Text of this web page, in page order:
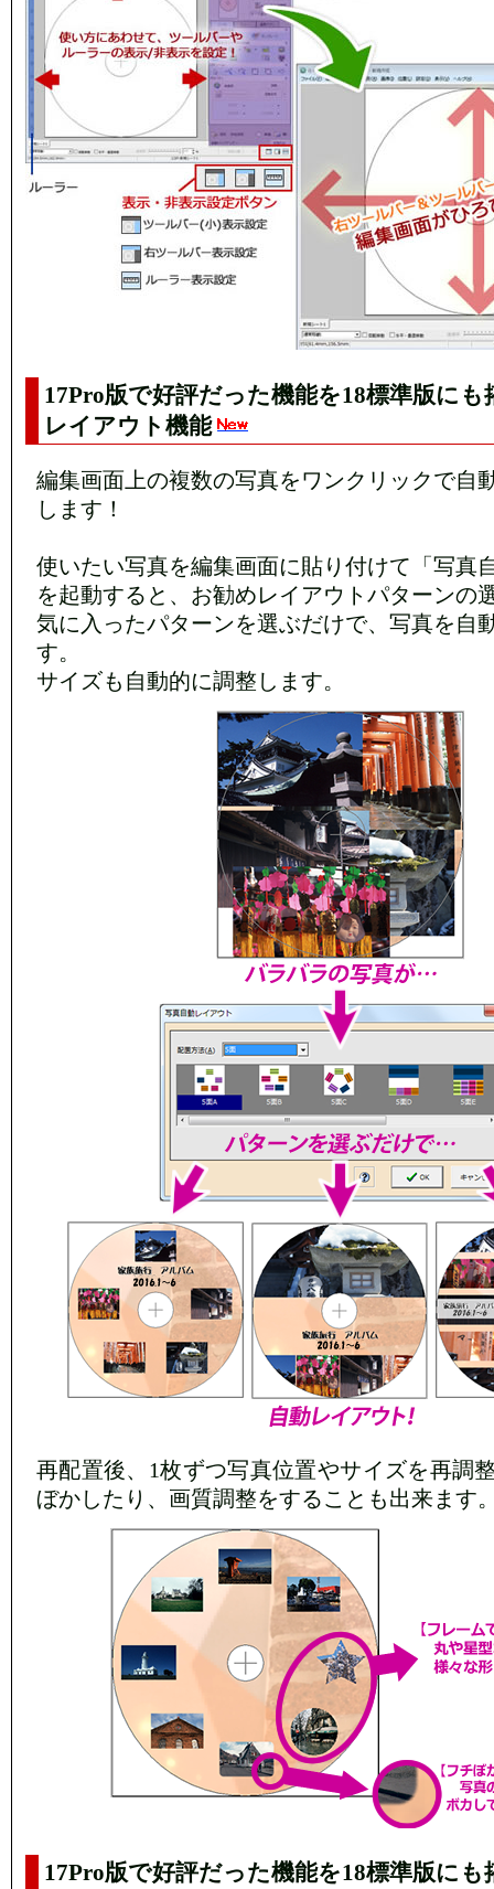
17Pro版で好評だった機能を18標準版にも
レイアウト機能
編集画面上の複数の写真をワンクリックで自
します！
使いたい写真を編集画面に貼り付けて「写真
を起動すると、お勧めレイアウトパターンの
気に入ったパターンを選ぶだけで、写真を自
す。
サイズも自動的に調整します。
再配置後、1枚ずつ写真位置やサイズを再調
ぼかしたり、画質調整をすることも出来ます
17Pro版で好評だった機能を18標準版にも